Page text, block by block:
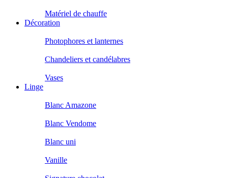
Matériel de chauffe
Décoration
Photophores et lanternes
Chandeliers et candélabres
Vases
Linge
Blanc Amazone
Blanc Vendome
Blanc uni
Vanille